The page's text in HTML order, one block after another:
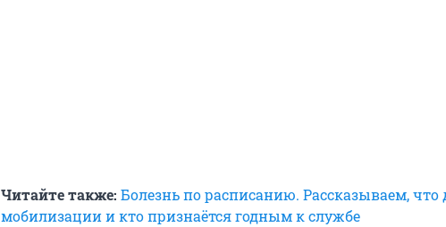
Читайте также: Болезнь по расписанию. Рассказываем, что
мобилизации и кто признаётся годным к службе